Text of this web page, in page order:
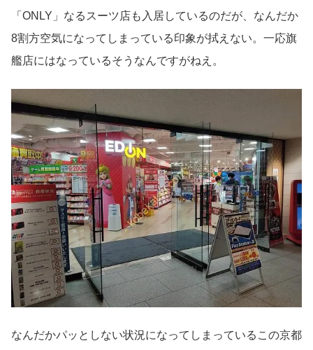
「ONLY」なるスーツ店も入居しているのだが、なんだか
8割方空気になってしまっている印象が拭えない。一応旗
艦店にはなっているそうなんですがねえ。
なんだかパッとしない状況になってしまっているこの京都